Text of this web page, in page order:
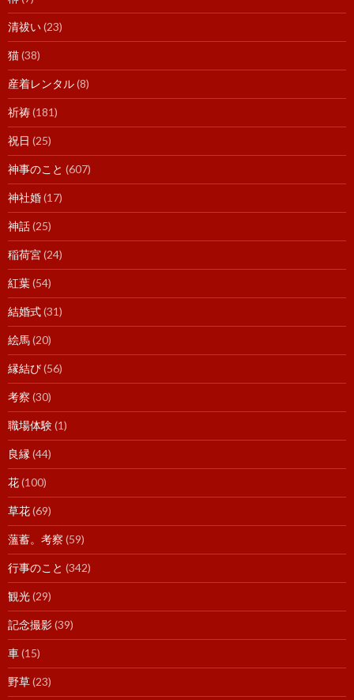
清祓い(23)
猫(38)
産着レンタル(8)
祈祷(181)
祝日 (25)
神事のこと (607)
神社婚(17)
神話(25)
稲荷宮(24)
紅葉(54)
結婚式(31)
絵馬(20)
縁結び(56)
考察 (30)
職場体験(1)
良縁 (44)
花(100)
草花(69)
薀蓄。考察 (59)
行事のこと (342)
観光(29)
記念撮影(39)
車(15)
野草(23)